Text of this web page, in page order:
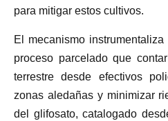
para mitigar estos cultivos.
El mecanismo
proceso parcelado que
terrestre desde efectivos
zonas aledañas y minimizar
del glifosato, catalogado